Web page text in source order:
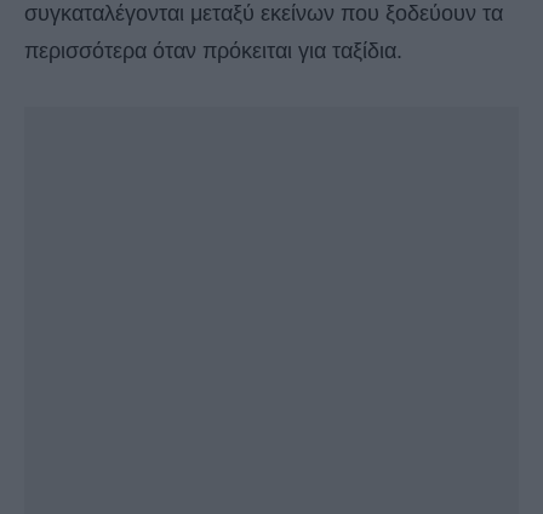
συγκαταλέγονται μεταξύ εκείνων που ξοδεύουν τα
περισσότερα όταν πρόκειται για ταξίδια.